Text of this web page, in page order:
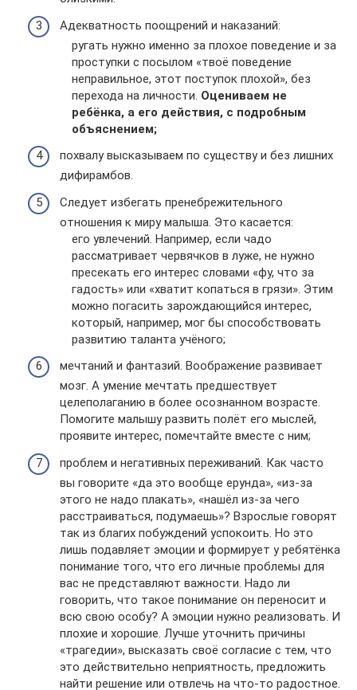
Адекватность поощрений и наказаний:
ругать нужно именно за плохое поведение и за
проступки с посылом «твоё поведение
неправильное, этот поступок плохой», без
перехода на личности. Оцениваем не
ребёнка, а его действия, с подробным
объяснением;
похвалу высказываем по существу и без лишних
дифирамбов.
Следует избегать пренебрежительного
отношения к миру малыша. Это касается:
его увлечений. Например, если чадо
рассматривает червячков в луже, не нужно
пресекать его интерес словами «фу, что за
гадость» или «хватит копаться в грязи». Этим
можно погасить зарождающийся интерес,
который, например, мог бы способствовать
развитию таланта учёного;
мечтаний и фантазий. Воображение развивает
мозг. А умение мечтать предшествует
целеполаганию в более осознанном возрасте.
Помогите малышу развить полёт его мыслей,
проявите интерес, помечтайте вместе с ним;
проблем и негативных переживаний. Как часто
вы говорите «да это вообще ерунда», «из-за
этого не надо плакать», «нашёл из-за чего
расстраиваться, подумаешь»? Взрослые говорят
так из благих побуждений успокоить. Но это
лишь подавляет эмоции и формирует у ребятёнка
понимание того, что его личные проблемы для
вас не представляют важности. Надо ли
говорить, что такое понимание он переносит и
всю свою особу? А эмоции нужно реализовать. И
плохие и хорошие. Лучше уточнить причины
«трагедии», высказать своё согласие с тем, что
это действительно неприятность, предложить
найти решение или отвлечь на что-то радостное.